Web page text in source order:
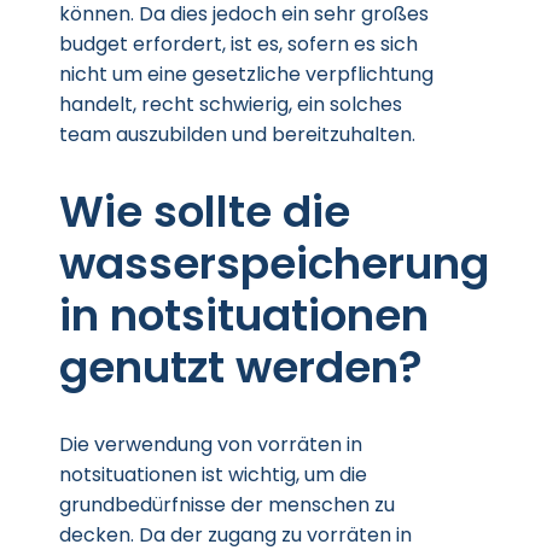
können. Da dies jedoch ein sehr großes
budget erfordert, ist es, sofern es sich
nicht um eine gesetzliche verpflichtung
handelt, recht schwierig, ein solches
team auszubilden und bereitzuhalten.
Wie sollte die
wasserspeicherung
in notsituationen
genutzt werden?
Die verwendung von vorräten in
notsituationen ist wichtig, um die
grundbedürfnisse der menschen zu
decken. Da der zugang zu vorräten in